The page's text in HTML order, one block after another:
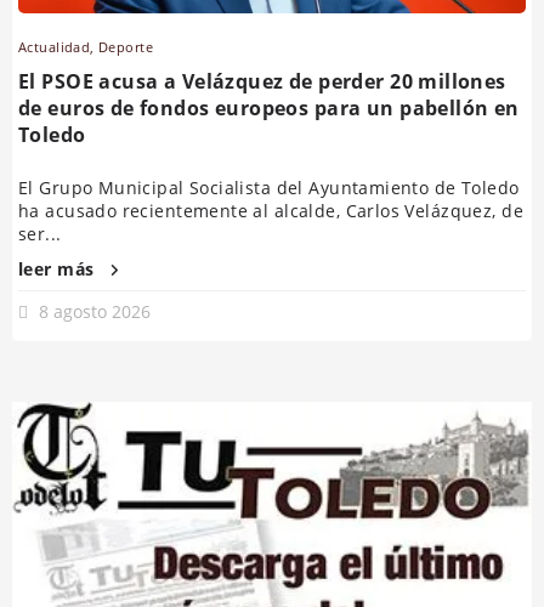
Actualidad, Deporte
El PSOE acusa a Velázquez de perder 20 millones
de euros de fondos europeos para un pabellón en
Toledo
El Grupo Municipal Socialista del Ayuntamiento de Toledo
ha acusado recientemente al alcalde, Carlos Velázquez, de
ser...
leer más
8 agosto 2026